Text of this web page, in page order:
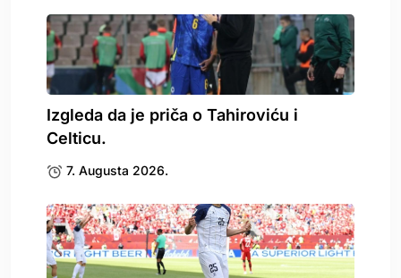
Izgleda da je priča o Tahiroviću i
Celticu.
7. Augusta 2026.